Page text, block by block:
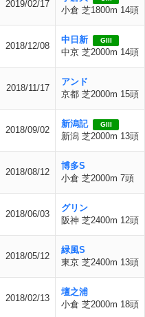
2019/02/17
小倉 芝1800m 14頭
2018/12/08
中日新 GIII
中京 芝2000m 14頭
2018/11/17
アンド
京都 芝2000m 15頭
2018/09/02
新潟記 GIII
新潟 芝2000m 13頭
2018/08/12
博多S
小倉 芝2000m 7頭
2018/06/03
グリン
阪神 芝2400m 12頭
2018/05/12
緑風S
東京 芝2400m 13頭
2018/02/13
壇之浦
小倉 芝2000m 18頭